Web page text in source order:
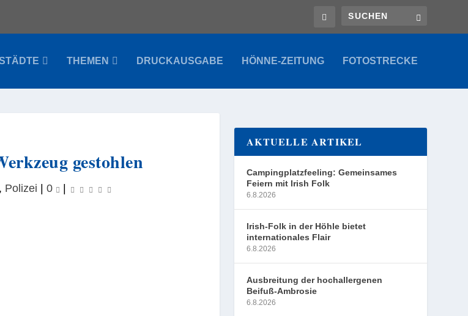
THEMEN DRUCKAUSGABE HÖNNE-ZEITUNG FOTOSTRECKE
gestohlen
, Polizei |0
AKTUELLE ARTIKEL
Campingplatzfeeling: Gemeinsames
Feiern mit Irish Folk
6.8.2026
Irish-Folk in der Höhle bietet
internationales Flair
6.8.2026
Ausbreitung der hochallergenen
Beifuß-Ambrosie
6.8.2026